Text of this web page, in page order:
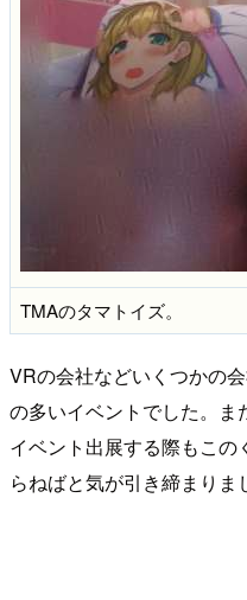
TMAのタマトイズ。
VRの会社などいくつかの
の多いイベントでした。
イベント出展する際もこ
らねばと気が引き締まりま